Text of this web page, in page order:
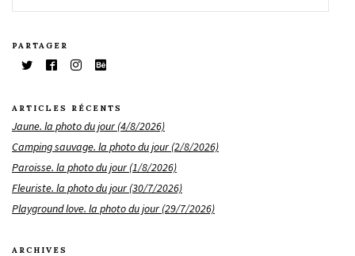
PARTAGER
ARTICLES RÉCENTS
Jaune. la photo du jour (4/8/2026)
Camping sauvage. la photo du jour (2/8/2026)
Paroisse. la photo du jour (1/8/2026)
Fleuriste. la photo du jour (30/7/2026)
Playground love. la photo du jour (29/7/2026)
ARCHIVES